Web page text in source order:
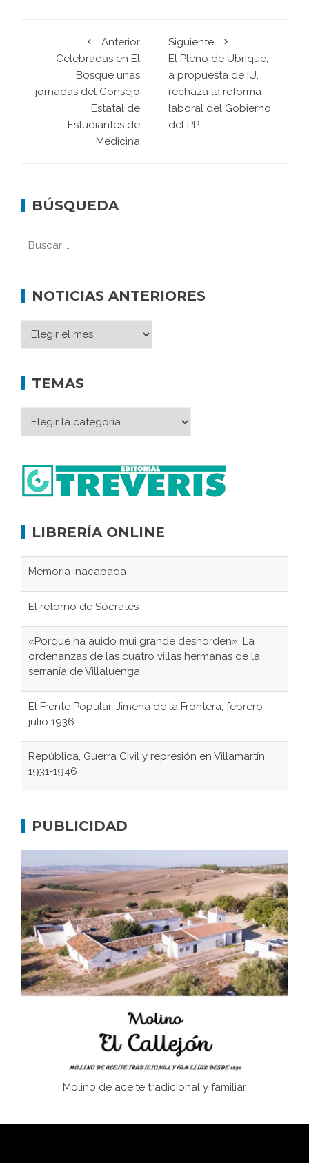
Anterior
Celebradas en El
Bosque unas
jornadas del Consejo
Estatal de
Estudiantes de
Medicina
Siguiente
El Pleno de Ubrique,
a propuesta de IU,
rechaza la reforma
laboral del Gobierno
del PP
BÚSQUEDA
NOTICIAS ANTERIORES
TEMAS
LIBRERÍA ONLINE
Memoria inacabada
El retorno de Sócrates
«Porque ha auido mui grande deshorden»: La
ordenanzas de las cuatro villas hermanas de la
serranía de Villaluenga
El Frente Popular. Jimena de la Frontera, febrero-
julio 1936
República, Guerra Civil y represión en Villamartín,
1931-1946
concentración nazis
Bornos
El Frente Popular. Ubrique, febrero-julio 1936
Juntar las letras. La alfabetización en el campo: del
afán de saber a la autogestión
Historia y vivencias del poblado de Los Hurones
PUBLICIDAD
Molino de aceite tradicional y familiar